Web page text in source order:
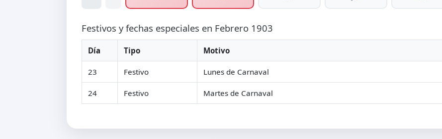
Festivos y fechas especiales en Febrero 1903
Día Tipo Motivo
23 Festivo Lunes de Carnaval
24 Festivo Martes de Carnaval